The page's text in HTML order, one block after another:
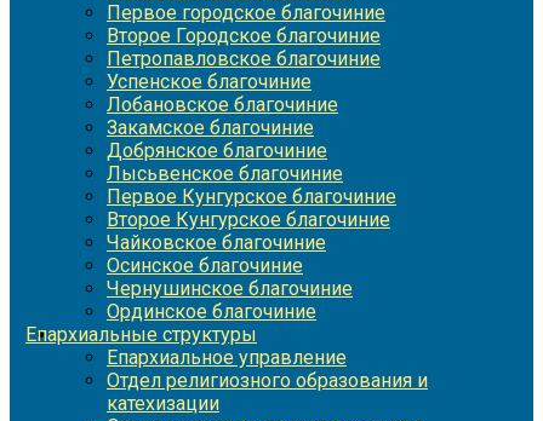
Первое городское благочиние
Второе Городское благочиние
Петропавловское благочиние
Успенское благочиние
Лобановское благочиние
Закамское благочиние
Добрянское благочиние
Лысьвенское благочиние
Первое Кунгурское благочиние
Второе Кунгурское благочиние
Чайковское благочиние
Осинское благочиние
Чернушинское благочиние
Ординское благочиние
Епархиальные структуры
Епархиальное управление
Отдел религиозного образования и
катехизации